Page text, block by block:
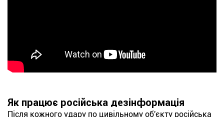
Як працює російська дезінформація
Після кожного удару по цивільному об'єкту російська